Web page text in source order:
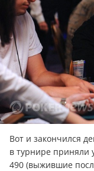
Вот и закончился
в турнире приняли
490 (выжившие